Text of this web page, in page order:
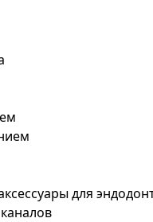
для